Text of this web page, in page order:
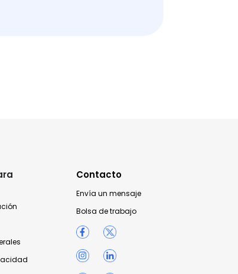
Contacto
Envía un mensaje
Bolsa de trabajo